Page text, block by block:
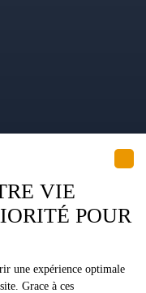
VIE
POUR
une expérience optimale
Grace à ces